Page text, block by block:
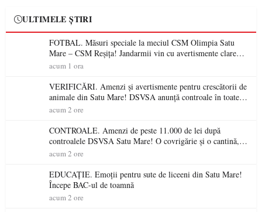
ULTIMELE ȘTIRI
FOTBAL. Măsuri speciale la meciul CSM Olimpia Satu
Mare – CSM Reșița! Jandarmii vin cu avertismente clare
pentru suporteri
acum 1 ora
VERIFICĂRI. Amenzi și avertismente pentru crescătorii de
animale din Satu Mare! DSVSA anunță controale în toate
gospodăriile și face apel la respectarea legii
acum 2 ore
CONTROALE. Amenzi de peste 11.000 de lei după
controalele DSVSA Satu Mare! O covrigărie și o cantină,
sancționate pentru nereguli
acum 2 ore
EDUCAȚIE. Emoții pentru sute de liceeni din Satu Mare!
Începe BAC-ul de toamnă
acum 2 ore